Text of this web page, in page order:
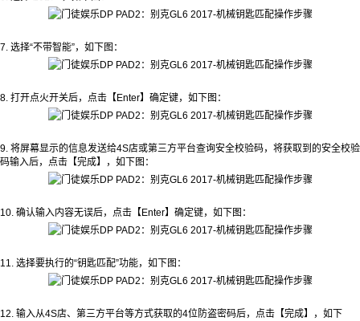
7. 选择“不带智能”，如下图：
8. 打开点火开关后，点击【Enter】确定键，如下图：
9. 将屏幕显示的信息发送给4S店或第三方平台查询安全校验码，将获取到的安全校验
码输入后，点击【完成】，如下图：
10. 确认输入内容无误后，点击【Enter】确定键，如下图：
11. 选择要执行的“钥匙匹配”功能，如下图：
12. 输入从4S店、第三方平台等方式获取的4位防盗密码后，点击【完成】，如下